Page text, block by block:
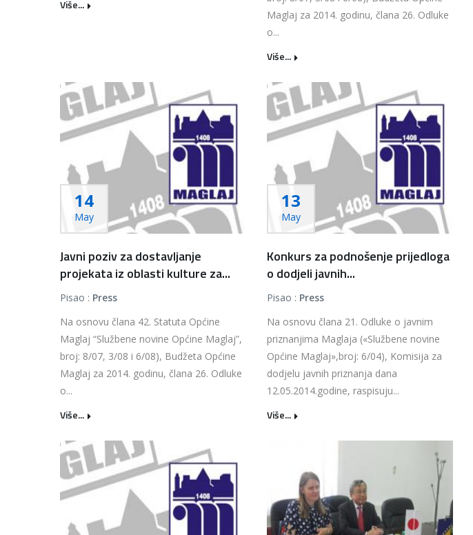
Više...
Maglaj za 2014. godinu, člana 26. Odluke
o...
Više...
14
May
Javni poziv za dostavljanje
projekata iz oblasti kulture za...
Pisao : Press
Na osnovu člana 42. Statuta Općine
Maglaj “Službene novine Općine Maglaj”,
broj: 8/07, 3/08 i 6/08), Budžeta Općine
Maglaj za 2014. godinu, člana 26. Odluke
o...
Više...
13
May
Konkurs za podnošenje prijedloga
o dodjeli javnih...
Pisao : Press
Na osnovu člana 21. Odluke o javnim
priznanjima Maglaja («Službene novine
Općine Maglaj»,broj: 6/04), Komisija za
dodjelu javnih priznanja dana
12.05.2014.godine, raspisuju...
Više...